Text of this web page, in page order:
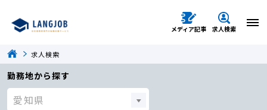
メディア記事 求人検索
求人検索
勤務地から探す